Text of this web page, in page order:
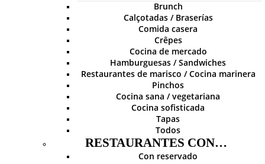
Brunch
Calçotadas / Braserías
Comida casera
Crêpes
Cocina de mercado
Hamburguesas / Sandwiches
Restaurantes de marisco / Cocina marinera
Pinchos
Cocina sana / vegetariana
Cocina sofisticada
Tapas
Todos
RESTAURANTES CON…
Con reservado